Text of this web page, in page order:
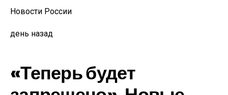
Новости России
день назад
«Теперь будет